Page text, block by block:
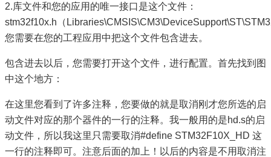
2.库文件和您的应用的唯一接口是这个文件：
stm32f10x.h（
您需要在您的工程应用中把这个文件包含进去。
包含进去以后，您需要打开这个文件，进行配置。首先找到图
中这个地方：
在这里您看到了许多注释，您要做的就是取消刚才您所选的启
动文件对应的那个器件的一行的注释。我一般用的是hd.s的启
动文件，所以我这里只需要取消#define STM32F10X_HD 这
一行的注释即可。注意后面的加上！以后的内容是不用取消注